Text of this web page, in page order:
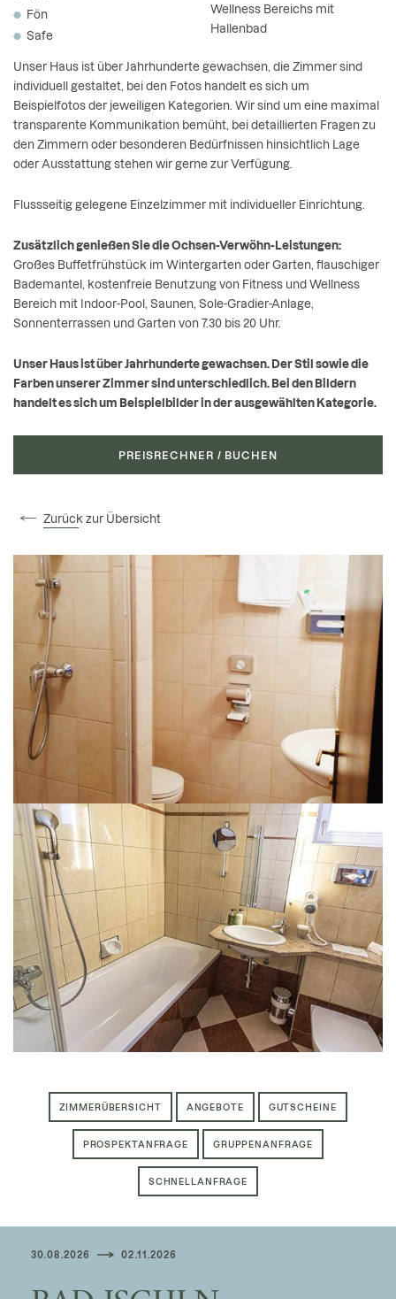
Fön
Safe
Wellness Bereichs mit
Hallenbad
Unser Haus ist über Jahrhunderte gewachsen, die Zimmer sind
individuell gestaltet, bei den Fotos handelt es sich um
Beispielfotos der jeweiligen Kategorien. Wir sind um eine maximal
transparente Kommunikation bemüht, bei detaillierten Fragen zu
den Zimmern oder besonderen Bedürfnissen hinsichtlich Lage
oder Ausstattung stehen wir gerne zur Verfügung.
Flussseitig gelegene Einzelzimmer mit individueller Einrichtung.
Zusätzlich genießen Sie die Ochsen-Verwöhn-Leistungen:
Großes Buffetfrühstück im Wintergarten oder Garten, flauschiger
Bademantel, kostenfreie Benutzung von Fitness und Wellness
Bereich mit Indoor-Pool, Saunen, Sole-Gradier-Anlage,
Sonnenterrassen und Garten von 7.30 bis 20 Uhr.
Unser Haus ist über Jahrhunderte gewachsen. Der Stil sowie die
Farben unserer Zimmer sind unterschiedlich. Bei den Bildern
handelt es sich um Beispielbilder in der ausgewählten Kategorie.
PREISRECHNER / BUCHEN
Zurück zur Übersicht
ZIMMERÜBERSICHT ANGEBOTE GUTSCHEINE
PROSPEKTANFRAGE GRUPPENANFRAGE
SCHNELLANFRAGE
30.08.2026 02.11.2026